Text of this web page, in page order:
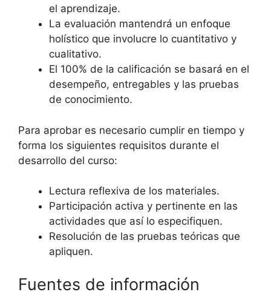
el aprendizaje.
La evaluación mantendrá un enfoque
holístico que involucre lo cuantitativo y
cualitativo.
El 100% de la calificación se basará en el
desempeño, entregables y las pruebas
de conocimiento.
Para aprobar es necesario cumplir en tiempo y
forma los siguientes requisitos durante el
desarrollo del curso:
Lectura reflexiva de los materiales.
Participación activa y pertinente en las
actividades que así lo especifiquen.
Resolución de las pruebas teóricas que
apliquen.
Fuentes de información